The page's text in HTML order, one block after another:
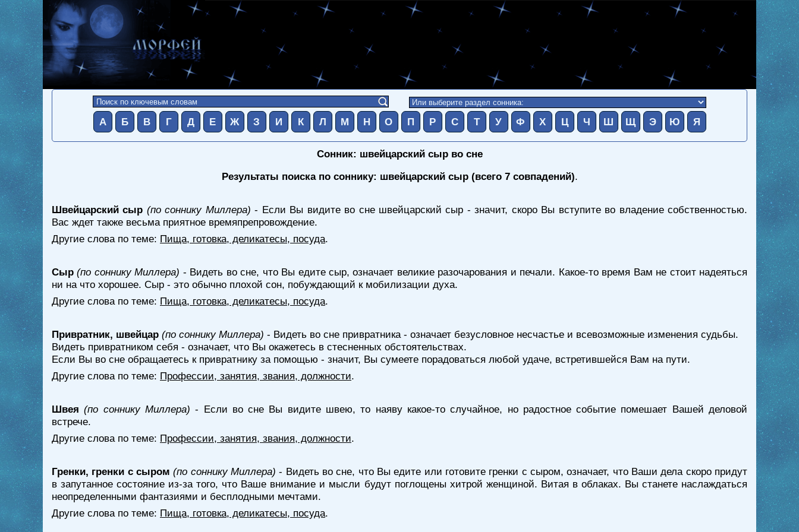
А Б В Г Д Е Ж З И К Л М Н О П Р С Т У Ф Х Ц Ч Ш Щ Э Ю Я
Сонник: швейцарский сыр во сне
Результаты поиска по соннику: швейцарский сыр (всего 7 совпадений).
Швейцарский сыр (по соннику Миллера) - Если Вы видите во сне швейцарский сыр - значит, скоро Вы вступите во владение собственностью.
Вас ждет также весьма приятное времяпрепровождение.
Другие слова по теме: Пища, готовка, деликатесы, посуда.
Сыр (по соннику Миллера) - Видеть во сне, что Вы едите сыр, означает великие разочарования и печали. Какое-то время Вам не стоит надеяться
ни на что хорошее. Сыр - это обычно плохой сон, побуждающий к мобилизации духа.
Другие слова по теме: Пища, готовка, деликатесы, посуда.
Привратник, швейцар (по соннику Миллера) - Видеть во сне привратника - означает безусловное несчастье и всевозможные изменения судьбы.
Видеть привратником себя - означает, что Вы окажетесь в стесненных обстоятельствах.
Если Вы во сне обращаетесь к привратнику за помощью - значит, Вы сумеете порадоваться любой удаче, встретившейся Вам на пути.
Другие слова по теме: Профессии, занятия, звания, должности.
Швея (по соннику Миллера) - Если во сне Вы видите швею, то наяву какое-то случайное, но радостное событие помешает Вашей деловой
встрече.
Другие слова по теме: Профессии, занятия, звания, должности.
Гренки, гренки с сыром (по соннику Миллера) - Видеть во сне, что Вы едите или готовите гренки с сыром, означает, что Ваши дела скоро придут
в запутанное состояние из-за того, что Ваше внимание и мысли будут поглощены хитрой женщиной. Витая в облаках. Вы станете наслаждаться
неопределенными фантазиями и бесплодными мечтами.
Другие слова по теме: Пища, готовка, деликатесы, посуда.